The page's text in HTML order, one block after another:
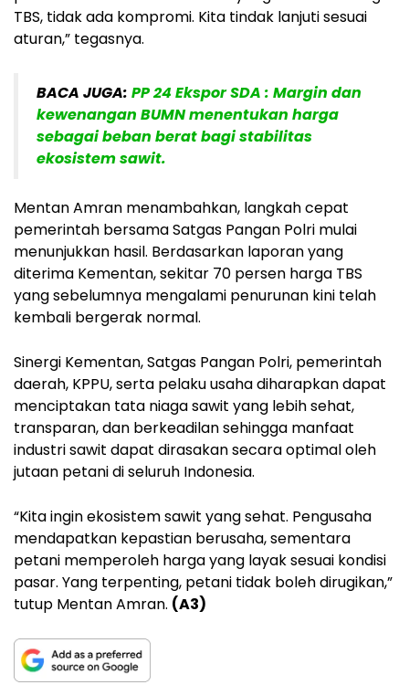
TBS, tidak ada kompromi. Kita tindak lanjuti sesuai
aturan,” tegasnya.
BACA JUGA: PP 24 Ekspor SDA : Margin dan
kewenangan BUMN menentukan harga
sebagai beban berat bagi stabilitas
ekosistem sawit.
Mentan Amran menambahkan, langkah cepat
pemerintah bersama Satgas Pangan Polri mulai
menunjukkan hasil. Berdasarkan laporan yang
diterima Kementan, sekitar 70 persen harga TBS
yang sebelumnya mengalami penurunan kini telah
kembali bergerak normal.
Sinergi Kementan, Satgas Pangan Polri, pemerintah
daerah, KPPU, serta pelaku usaha diharapkan dapat
menciptakan tata niaga sawit yang lebih sehat,
transparan, dan berkeadilan sehingga manfaat
industri sawit dapat dirasakan secara optimal oleh
jutaan petani di seluruh Indonesia.
“Kita ingin ekosistem sawit yang sehat. Pengusaha
mendapatkan kepastian berusaha, sementara
petani memperoleh harga yang layak sesuai kondisi
pasar. Yang terpenting, petani tidak boleh dirugikan,”
tutup Mentan Amran. (A3)